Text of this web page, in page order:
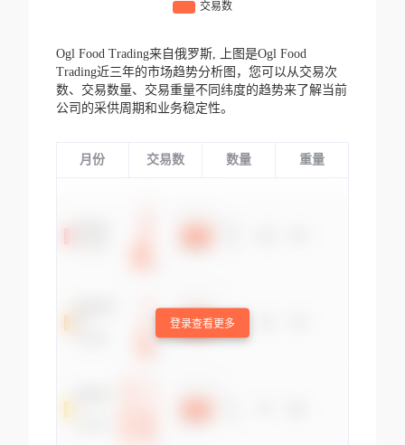
Ogl Food Trading来自俄罗斯,
上图是Ogl Food
Trading近三年的市场趋势分析图，您可以从交易次
数、交易数量、交易重量不同纬度的趋势来了解当前
公司的采供周期和业务稳定性。
月份 交易数 数量 重量
登录查看更多